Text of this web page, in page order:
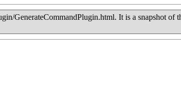
GenerateCommandPlugin.html. It is a snapshot of